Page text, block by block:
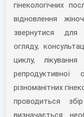
гінекологічних
відновлення
звернутися для
огляду,
циклу,
різноманітних
проводиться
визначається